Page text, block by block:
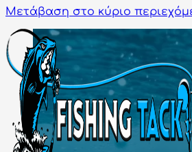
Μετάβαση στο κύριο